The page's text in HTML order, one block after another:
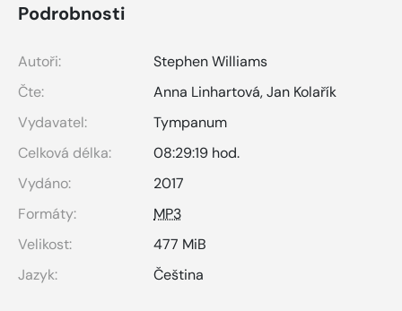
Podrobnosti
Autoři:
Stephen Williams
Čte:
Anna Linhartová,Jan Kolařík
Vydavatel:
Tympanum
Celková délka:
08:29:19 hod.
Vydáno:
2017
Formáty:
MP3
Velikost:
477 MiB
Jazyk:
Čeština